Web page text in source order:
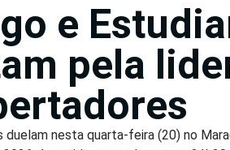
e
pela
duelam nesta quarta-feira (20) no